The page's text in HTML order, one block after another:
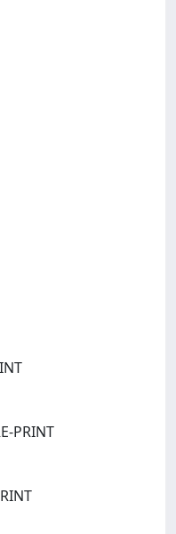
PRINT